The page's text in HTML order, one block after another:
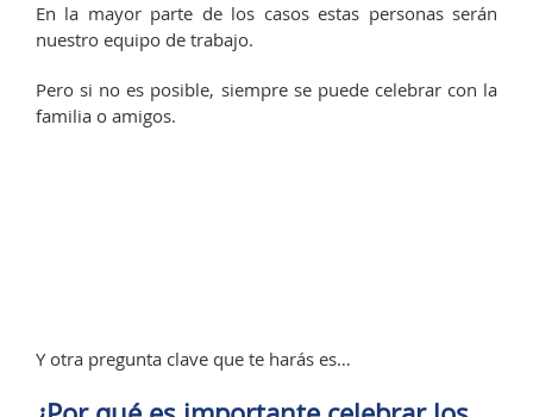
En la mayor parte de los casos estas personas serán
nuestro equipo de trabajo.
Pero si no es posible, siempre se puede celebrar con la
familia o amigos.
Y otra pregunta clave que te harás es…